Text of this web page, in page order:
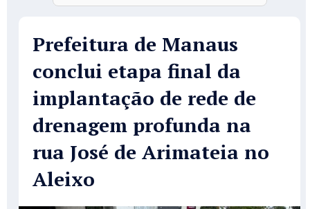
Prefeitura de Manaus
conclui etapa final da
implantação de rede de
drenagem profunda na
rua José de Arimateia no
Aleixo